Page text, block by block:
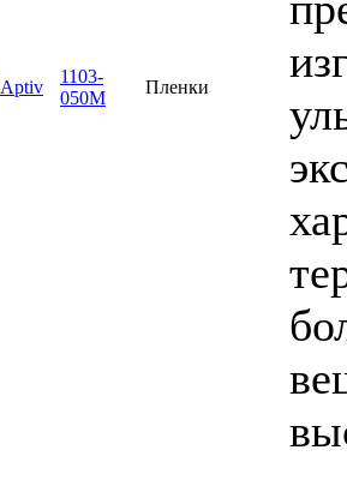
Aptiv
1103-
050М
Пленки